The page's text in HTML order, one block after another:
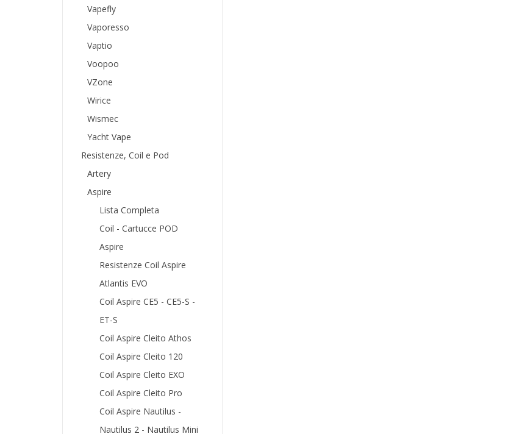
Vapefly
Vaporesso
Vaptio
Voopoo
VZone
Wirice
Wismec
Yacht Vape
Resistenze, Coil e Pod
Artery
Aspire
Lista Completa
Coil - Cartucce POD
Aspire
Resistenze Coil Aspire
Atlantis EVO
Coil Aspire CE5 - CE5-S -
ET-S
Coil Aspire Cleito Athos
Coil Aspire Cleito 120
Coil Aspire Cleito EXO
Coil Aspire Cleito Pro
Coil Aspire Nautilus -
Nautilus 2 - Nautilus Mini